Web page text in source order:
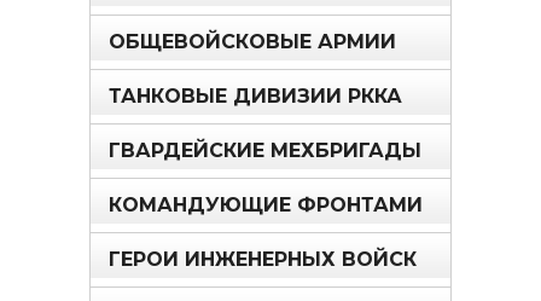
ОБЩЕВОЙСКОВЫЕ АРМИИ
ТАНКОВЫЕ ДИВИЗИИ РККА
ГВАРДЕЙСКИЕ МЕХБРИГАДЫ
КОМАНДУЮЩИЕ ФРОНТАМИ
ГЕРОИ ИНЖЕНЕРНЫХ ВОЙСК